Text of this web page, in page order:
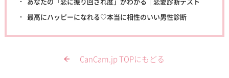
最高にハッピーになれる♡本当に相性のいい男性診断
CanCam.jp TOPにもどる